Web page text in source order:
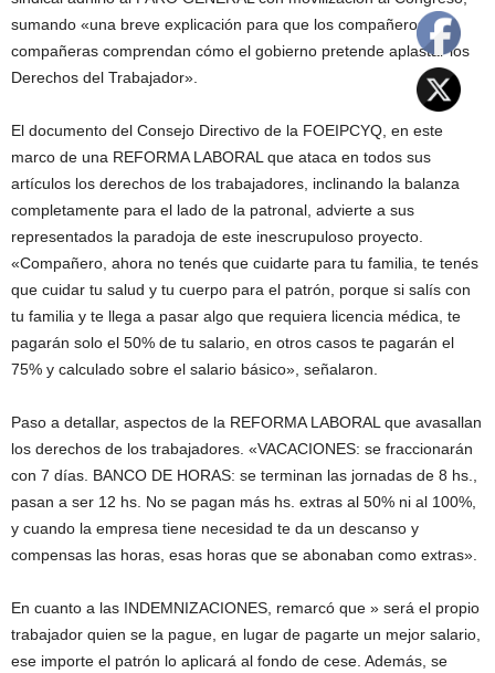
sumando «una breve explicación para que los compañeros y
compañeras comprendan cómo el gobierno pretende aplastar los
Derechos del Trabajador».
El documento del Consejo Directivo de la FOEIPCYQ, en este
marco de una REFORMA LABORAL que ataca en todos sus
artículos los derechos de los trabajadores, inclinando la balanza
completamente para el lado de la patronal, advierte a sus
representados la paradoja de este inescrupuloso proyecto.
«Compañero, ahora no tenés que cuidarte para tu familia, te tenés
que cuidar tu salud y tu cuerpo para el patrón, porque si salís con
tu familia y te llega a pasar algo que requiera licencia médica, te
pagarán solo el 50% de tu salario, en otros casos te pagarán el
75% y calculado sobre el salario básico», señalaron.
Paso a detallar, aspectos de la REFORMA LABORAL que avasallan
los derechos de los trabajadores. «VACACIONES: se fraccionarán
con 7 días. BANCO DE HORAS: se terminan las jornadas de 8 hs.,
pasan a ser 12 hs. No se pagan más hs. extras al 50% ni al 100%,
y cuando la empresa tiene necesidad te da un descanso y
compensas las horas, esas horas que se abonaban como extras».
En cuanto a las INDEMNIZACIONES, remarcó que » será el propio
trabajador quien se la pague, en lugar de pagarte un mejor salario,
ese importe el patrón lo aplicará al fondo de cese. Además, se